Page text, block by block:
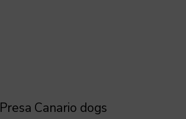
Presa Canario dogs